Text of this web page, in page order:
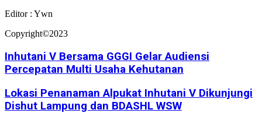
Editor : Ywn
Copyright©2023
Inhutani V Bersama GGGI Gelar Audiensi
Percepatan Multi Usaha Kehutanan
Lokasi Penanaman Alpukat Inhutani V Dikunjungi
Dishut Lampung dan BDASHL WSW